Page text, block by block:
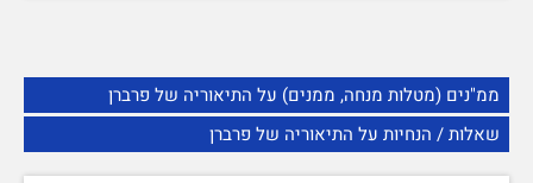
ממ"נים (מטלות מנחה, ממנים) על התיאוריה של פרברן
שאלות / הנחיות על התיאוריה של פרברן